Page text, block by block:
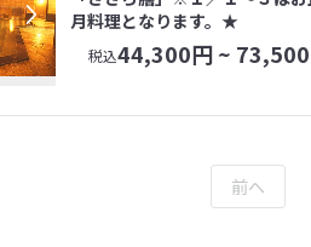
月料理となります。★
税込44,300円 ~ 73,500